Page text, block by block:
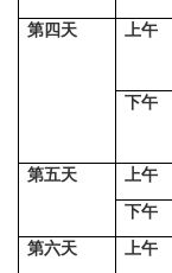
第四天 上午
下午
第五天 上午
下午
第六天 上午